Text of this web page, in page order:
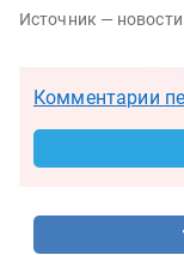
Источник —
Комментарии